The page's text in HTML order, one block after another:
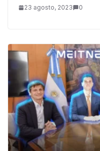
23 agosto, 2023 0